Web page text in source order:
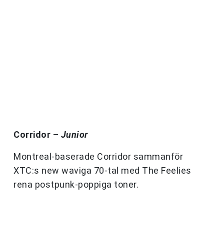
Corridor – Junior
Montreal-baserade Corridor sammanför
XTC:s new waviga 70-tal med The Feelies
rena postpunk-poppiga toner.